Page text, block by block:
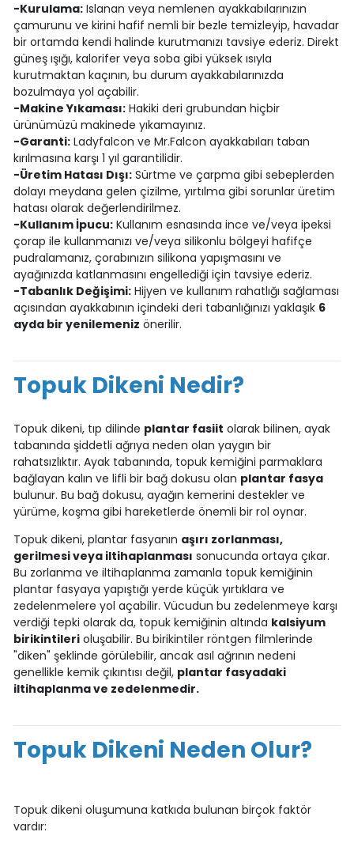
-Kurulama:Islanan veya nemlenen ayakkabılarınızın
çamurunu ve kirini hafif nemli bir bezle temizleyip, havadar
bir ortamda kendi halinde kurutmanızı tavsiye ederiz. Direkt
güneş ışığı, kalorifer veya soba gibi yüksek ısıyla
kurutmaktan kaçının, bu durum ayakkabılarınızda
bozulmaya yol açabilir.
-Makine Yıkaması:Hakiki deri grubundan hiçbir
ürünümüzü makinede yıkamayınız.
-Garanti:Ladyfalcon ve Mr.Falcon ayakkabıları taban
kırılmasına karşı 1 yıl garantilidir.
-Üretim Hatası Dışı:Sürtme ve çarpma gibi sebeplerden
dolayı meydana gelen çizilme, yırtılma gibi sorunlar üretim
hatası olarak değerlendirilmez.
-Kullanım İpucu:Kullanım esnasında ince ve/veya ipeksi
çorap ile kullanmanızı ve/veya silikonlu bölgeyi hafifçe
pudralamanız, çorabınızın silikona yapışmasını ve
ayağınızda katlanmasını engellediği için tavsiye ederiz.
-Tabanlık Değişimi:Hijyen ve kullanım rahatlığı sağlaması
açısından ayakkabının içindeki deri tabanlığınızı yaklaşık 6
ayda bir yenilemeniz önerilir.
Topuk Dikeni Nedir?
Topuk dikeni, tıp dilinde plantar fasiit olarak bilinen, ayak
tabanında şiddetli ağrıya neden olan yaygın bir
rahatsızlıktır. Ayak tabanında, topuk kemiğini parmaklara
bağlayan kalın ve lifli bir bağ dokusu olan plantar fasya
bulunur. Bu bağ dokusu, ayağın kemerini destekler ve
yürüme, koşma gibi hareketlerde önemli bir rol oynar.
Topuk dikeni, plantar fasyanın aşırı zorlanması,
gerilmesi veya iltihaplanması sonucunda ortaya çıkar.
Bu zorlanma ve iltihaplanma zamanla topuk kemiğinin
plantar fasyaya yapıştığı yerde küçük yırtıklara ve
zedelenmelere yol açabilir. Vücudun bu zedelenmeye karşı
verdiği tepki olarak da, topuk kemiğinin altında kalsiyum
birikintilerioluşabilir. Bu birikintiler röntgen filmlerinde
"diken" şeklinde görülebilir, ancak asıl ağrının nedeni
genellikle kemik çıkıntısı değil, plantar fasyadaki
iltihaplanma ve zedelenmedir.
Topuk Dikeni Neden Olur?
Topuk dikeni oluşumuna katkıda bulunan birçok faktör
vardır: